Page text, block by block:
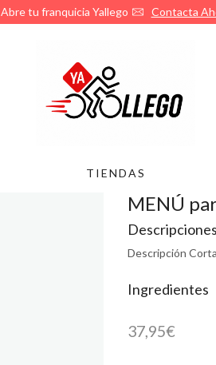
¿Quieres abrir tu franquicia de Yallego?
TIENDAS
MENÚ
Descripciones
Descripción
Ingredientes
37,95€